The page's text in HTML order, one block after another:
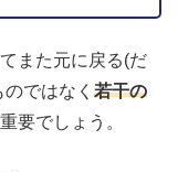
また元に戻る(だ
ではなく 若干の
要でしょう。